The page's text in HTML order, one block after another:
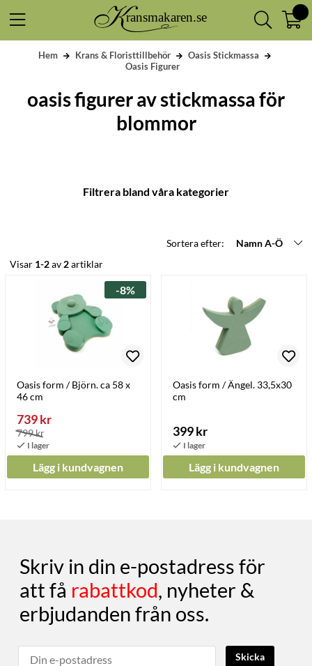
Hem Krans & Floristtillbehör
Oasis Stickmassa
Oasis Figurer
oasis figurer av stickmassa för
blommor
Filtrera bland våra kategorier
Sortera efter:
Namn A-Ö
Visar 1-2av 2artiklar
-8%
Oasis form / Björn. ca 58 x
46 cm
739 kr
799 kr
Lägg i kundvagnen
Oasis form / Ängel. 33,5x30
cm
399 kr
Lägg i kundvagnen
Skriv in din e-postadress för
att få rabattkod, nyheter &
erbjudanden från oss.
Skicka